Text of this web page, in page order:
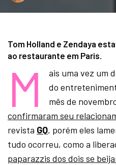
Tom Holland e Zendaya
ao restaurante em Paris.
M
ais uma vez um
do
mês de
confirmaram seu
revista GQ, porém eles
tudo ocorreu, como a
paparazzis dos dois se